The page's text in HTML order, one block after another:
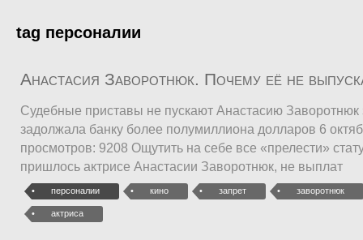
tag персоналии
Анастасия Заворотнюк. Почему её не
Судебные приставы не пускают Анастасию Заворотнюк
задолжала банку более полумиллиона долларов 6
просмотров: 9208 Ощутить на себе все «прелести»
пришлось актрисе Анастасии Заворотнюк, не выплат
персоналии кино запрет заворотнюк
актриса